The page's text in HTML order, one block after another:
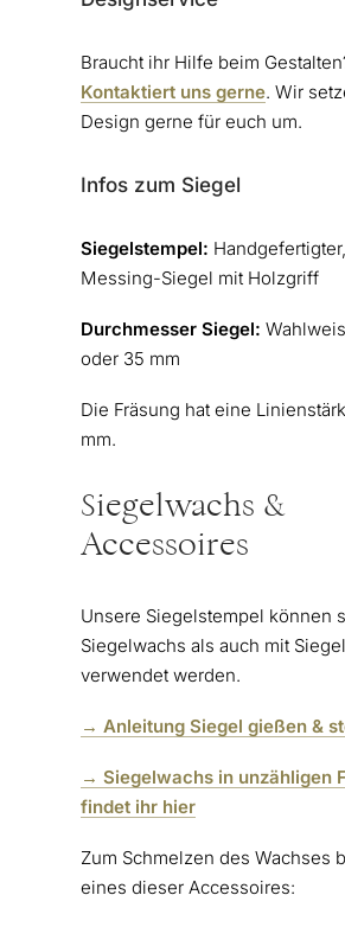
Braucht ihr Hilfe beim
Kontaktiert uns gerne. Wir
Design gerne für euch um.
Infos zum Siegel
Siegelstempel:
Messing-Siegel mit Holzgriff
Durchmesser Siegel:
oder 35 mm
Die Fräsung hat eine
mm.
Siegelwachs &
Accessoires
Unsere Siegelstempel können
Siegelwachs als auch mit
verwendet werden.
→ Anleitung Siegel gießen &
→ Siegelwachs in unzähligen
findet ihr hier
Zum Schmelzen des Wachses
eines dieser Accessoires: